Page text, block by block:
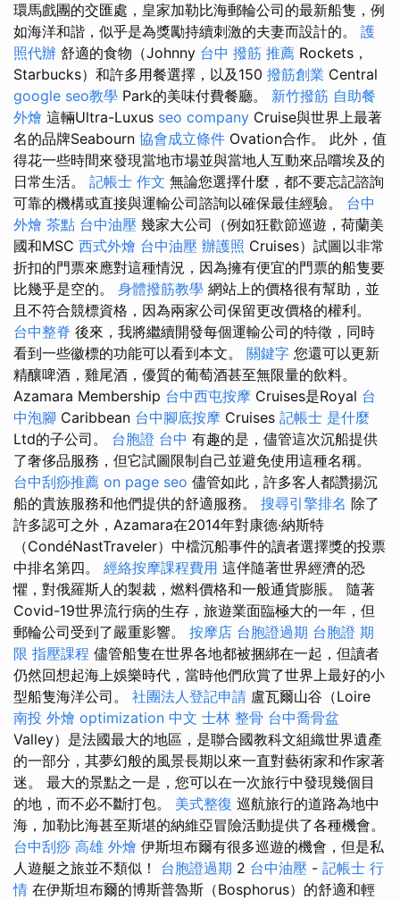
環馬戲團的交匯處，皇家加勒比海郵輪公司的最新船隻，例
如海洋和諧，似乎是為獎勵持續刺激的夫妻而設計的。 護
照代辦 舒適的食物（Johnny 台中 撥筋 推薦 Rockets，
Starbucks）和許多用餐選擇，以及150 撥筋創業 Central
google seo教學 Park的美味付費餐廳。 新竹撥筋 自助餐
外燴 這輛Ultra-Luxus seo company Cruise與世界上最著
名的品牌Seabourn 協會成立條件 Ovation合作。 此外，值
得花一些時間來發現當地市場並與當地人互動來品嚐埃及的
日常生活。 記帳士 作文 無論您選擇什麼，都不要忘記諮詢
可靠的機構或直接與運輸公司諮詢以確保最佳經驗。 台中
外燴 茶點 台中油壓 幾家大公司（例如狂歡節巡遊，荷蘭美
國和MSC 西式外燴 台中油壓 辦護照 Cruises）試圖以非常
折扣的門票來應對這種情況，因為擁有便宜的門票的船隻要
比幾乎是空的。 身體撥筋教學 網站上的價格很有幫助，並
且不符合競標資格，因為兩家公司保留更改價格的權利。
台中整脊 後來，我將繼續開發每個運輸公司的特徵，同時
看到一些徽標的功能可以看到本文。 關鍵字 您還可以更新
精釀啤酒，雞尾酒，優質的葡萄酒甚至無限量的飲料。
Azamara Membership 台中西屯按摩 Cruises是Royal 台
中泡腳 Caribbean 台中腳底按摩 Cruises 記帳士 是什麼
Ltd的子公司。 台胞證 台中 有趣的是，儘管這次沉船提供
了奢侈品服務，但它試圖限制自己並避免使用這種名稱。
台中刮痧推薦 on page seo 儘管如此，許多客人都讚揚沉
船的貴族服務和他們提供的舒適服務。 搜尋引擎排名 除了
許多認可之外，Azamara在2014年對康德·納斯特
（CondéNastTraveler）中檔沉船事件的讀者選擇獎的投票
中排名第四。 經絡按摩課程費用 這伴隨著世界經濟的恐
懼，對俄羅斯人的製裁，燃料價格和一般通貨膨脹。 隨著
Covid-19世界流行病的生存，旅遊業面臨極大的一年，但
郵輪公司受到了嚴重影響。 按摩店 台胞證過期 台胞證 期
限 指壓課程 儘管船隻在世界各地都被捆綁在一起，但讀者
仍然回想起海上娛樂時代，當時他們欣賞了世界上最好的小
型船隻海洋公司。 社團法人登記申請 盧瓦爾山谷（Loire
南投 外燴 optimization 中文 士林 整骨 台中喬骨盆
Valley）是法國最大的地區，是聯合國教科文組織世界遺產
的一部分，其夢幻般的風景長期以來一直對藝術家和作家著
迷。 最大的景點之一是，您可以在一次旅行中發現幾個目
的地，而不必不斷打包。 美式整復 巡航旅行的道路為地中
海，加勒比海甚至斯堪的納維亞冒險活動提供了各種機會。
台中刮痧 高雄 外燴 伊斯坦布爾有很多巡遊的機會，但是私
人遊艇之旅並不類似！ 台胞證過期 2 台中油壓 - 記帳士 行
情 在伊斯坦布爾的博斯普魯斯（Bosphorus）的舒適和輕